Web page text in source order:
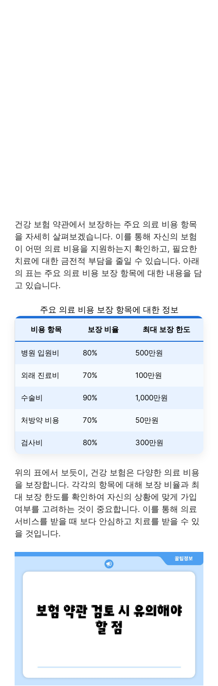
건강 보험 약관에서 보장하는 주요 의료 비용 항목
을 자세히 살펴보겠습니다. 이를 통해 자신의 보험
이 어떤 의료 비용을 지원하는지 확인하고, 필요한
치료에 대한 금전적 부담을 줄일 수 있습니다. 아래
의 표는 주요 의료 비용 보장 항목에 대한 내용을 담
고 있습니다.
주요 의료 비용 보장 항목에 대한 정보
비용 항목 보장 비율 최대 보장 한도
병원 입원비 80% 500만원
외래 진료비 70% 100만원
수술비 90% 1,000만원
처방약 비용 70% 50만원
검사비 80% 300만원
위의 표에서 보듯이, 건강 보험은 다양한 의료 비용
을 보장합니다. 각각의 항목에 대해 보장 비율과 최
대 보장 한도를 확인하여 자신의 상황에 맞게 가입
여부를 고려하는 것이 중요합니다. 이를 통해 의료
서비스를 받을 때 보다 안심하고 치료를 받을 수 있
을 것입니다.